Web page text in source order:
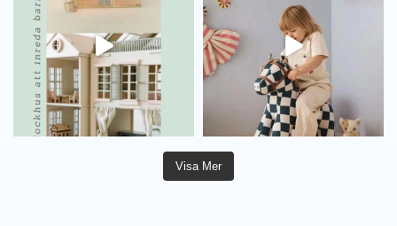
Visa Mer